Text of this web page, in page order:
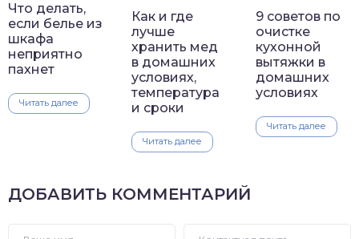
Что делать,
если белье из
шкафа
неприятно
пахнет
Читать далее
Как и где
лучше
хранить мед
в домашних
условиях,
температура
и сроки
Читать далее
9 советов по
очистке
кухонной
вытяжки в
домашних
условиях
Читать далее
ДОБАВИТЬ КОММЕНТАРИЙ